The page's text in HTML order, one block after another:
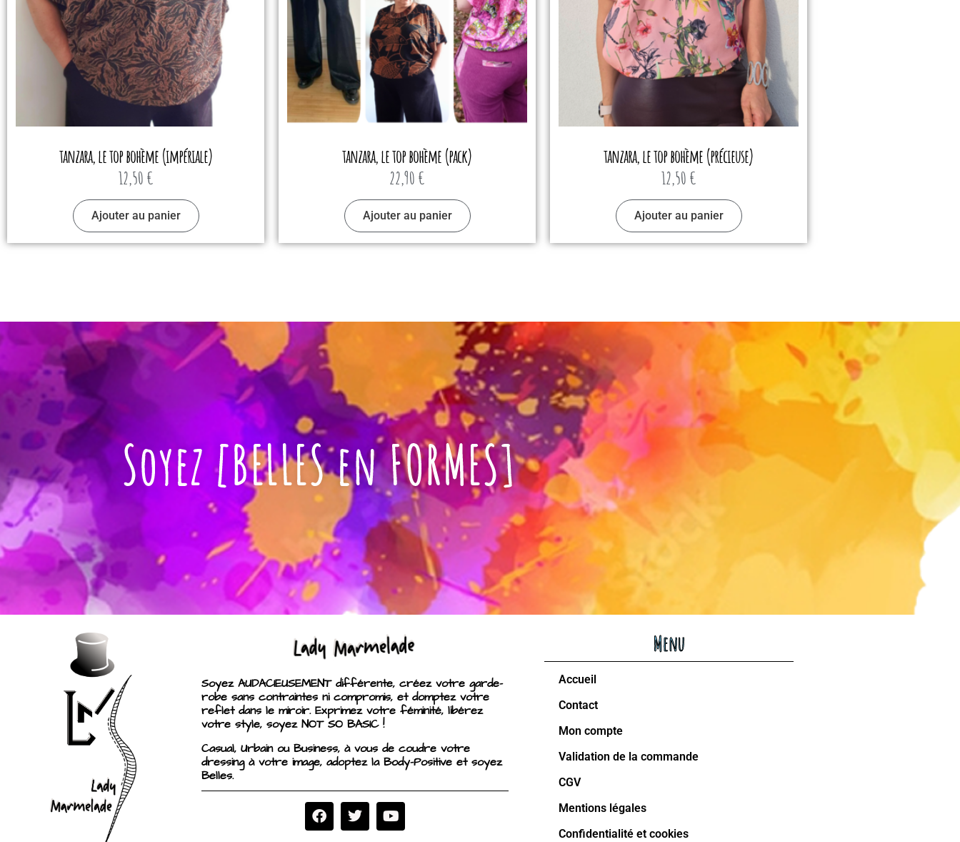
tanzara, le top bohème (impériale)
12,50 €
Ajouter au panier
tanzara, le top bohème (pack)
22,90 €
Ajouter au panier
tanzara, le top bohème (précieuse)
12,50 €
Ajouter au panier
Soyez [BELLES en FORMES]
Soyez AUDACIEUSEMENT différente, créez votre garde-
robe sans contraintes ni compromis, et domptez votre
reflet dans le miroir. Exprimez votre féminité, libérez
votre style, soyez NOT SO BASIC !
Casual, Urbain ou Business, à vous de coudre votre
dressing à votre image, adoptez la Body-Positive et soyez
Belles.
Menu
Accueil
Contact
Mon compte
Validation de la commande
CGV
Mentions légales
Confidentialité et cookies